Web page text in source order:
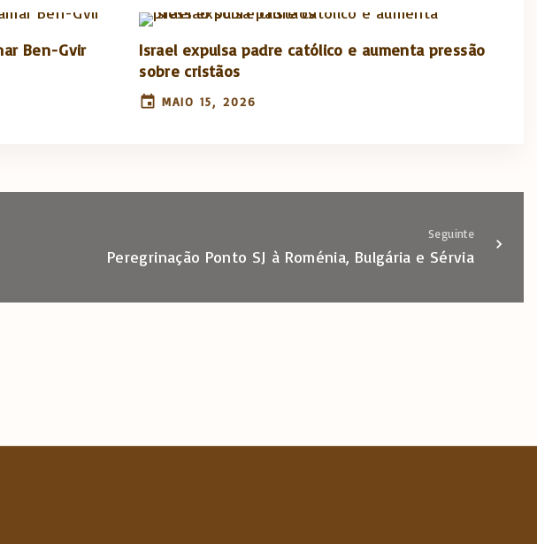
Ben-Gvir
Israel expulsa padre católico e aumenta pressão
sobre cristãos
MAIO 15, 2026
Seguinte
Peregrinação Ponto SJ à Roménia, Bulgária e Sérvia